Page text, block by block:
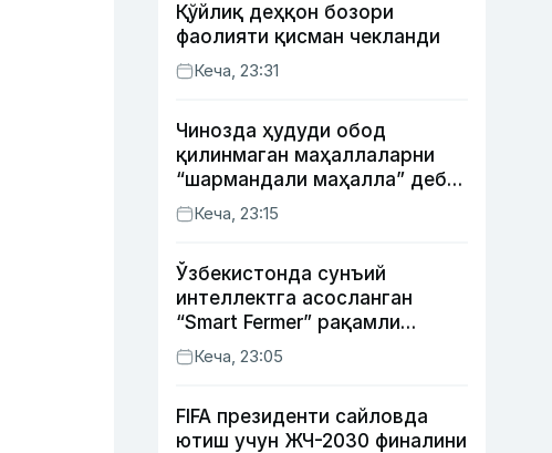
Қўйлиқ деҳқон бозори
фаолияти қисман чекланди
Кеча, 23:31
Чинозда ҳудуди обод
қилинмаган маҳаллаларни
“шармандали маҳалла” деб
белгилаш бошланди
Кеча, 23:15
Ўзбекистонда сунъий
интеллектга асосланган
“Smart Fermer” рақамли
платформаси ишга
туширилади
Кеча, 23:05
FIFA президенти сайловда
ютиш учун ЖЧ-2030 финалини